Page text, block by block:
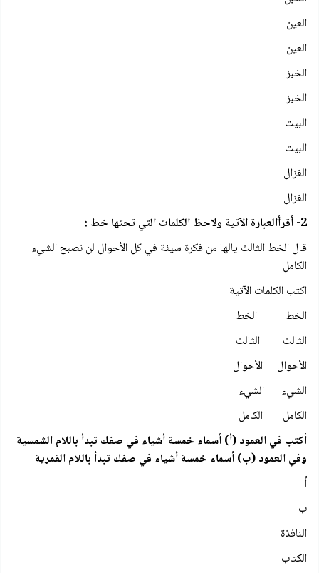
العين
العين
الخبز
الخبز
البيت
البيت
الغزال
الغزال
2- أقرأالعبارة الآتية ولاحظ الكلمات التي تحتها خط :
قال الخط الثالث يالها من فكرة سيئة في كل الأحوال لن نصبح الشيء
الكامل
اكتب الكلمات الآتية
الخط الخط
الثالث الثالث
الأحوال الأحوال
الشيء الشيء
الكامل الكامل
أكتب في العمود (أ) أسماء خمسة أشياء في صفك تبدأ باللام الشمسية
وفي العمود (ب) أسماء خمسة أشياء في صفك تبدأ باللام القمرية
أ
ب
النافذة
الكتاب